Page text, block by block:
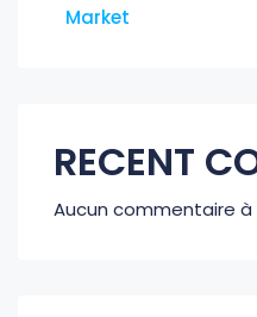
Market
RECENT
Aucun commentaire à